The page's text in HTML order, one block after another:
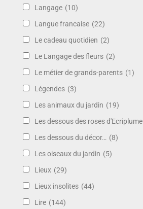
Langage (10)
Langue francaise (22)
Le cadeau quotidien (2)
Le Langage des fleurs (2)
Le métier de grands-parents (1)
Légendes (3)
Les animaux du jardin (19)
Les dessous des roses d'Ecriplume
Les dessous du décor… (8)
Les oiseaux du jardin (5)
Lieux (29)
Lieux insolites (44)
Lire (144)